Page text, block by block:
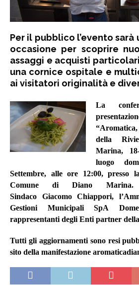
Per il pubblico l’evento sarà
occasione per scoprire
assaggi e acquisti
una cornice ospitale e
ai visitatori originalità e
La
della
Marina,
luogo
Settembre, alle ore 12:00, presso
Comune di Diano Marina.
Sindaco Giacomo Chiappori,
Gestioni Municipali SpA
rappresentanti degli Enti partner
Tutti gli aggiornamenti sono resi
sito della manifestazione